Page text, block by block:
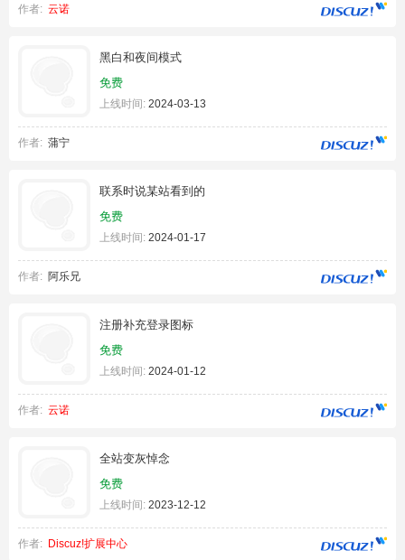
作者: 云诺
黑白和夜间模式
免费
上线时间: 2024-03-13
作者: 蒲宁
联系时说某站看到的
免费
上线时间: 2024-01-17
作者: 阿乐兄
注册补充登录图标
免费
上线时间: 2024-01-12
作者: 云诺
全站变灰悼念
免费
上线时间: 2023-12-12
作者: Discuz!扩展中心